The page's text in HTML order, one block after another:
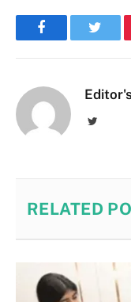
Facebook
Twitter
RELATED